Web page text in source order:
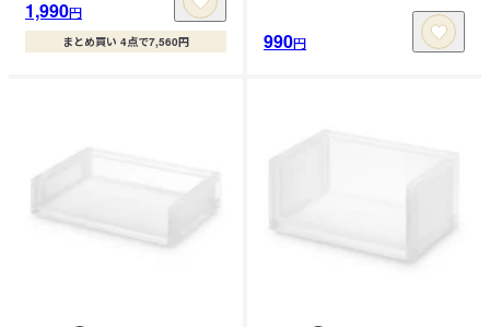
1,990円
まとめ買い 4点で7,560円 990円